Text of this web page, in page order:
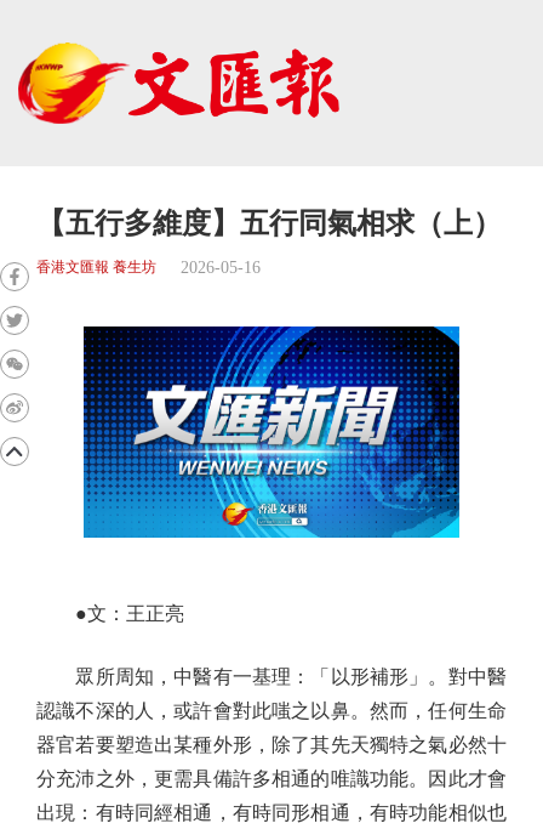
【五行多維度】五行同氣相求（上）
香港文匯報 養生坊 2026-05-16
●文：王正亮
眾所周知，中醫有一基理：「以形補形」。對中醫
認識不深的人，或許會對此嗤之以鼻。然而，任何生命
器官若要塑造出某種外形，除了其先天獨特之氣必然十
分充沛之外，更需具備許多相通的唯識功能。因此才會
出現：有時同經相通，有時同形相通，有時功能相似也